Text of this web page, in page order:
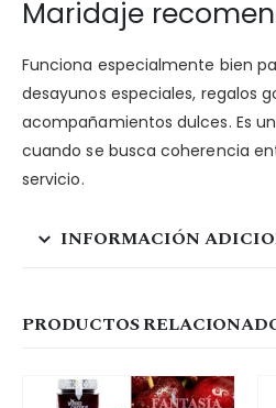
Maridaje
Funciona especialmente bien
desayunos especiales, regalos
acompañamientos dulces. Es
cuando se busca coherencia
servicio.
INFORMACIÓN
PRODUCTOS